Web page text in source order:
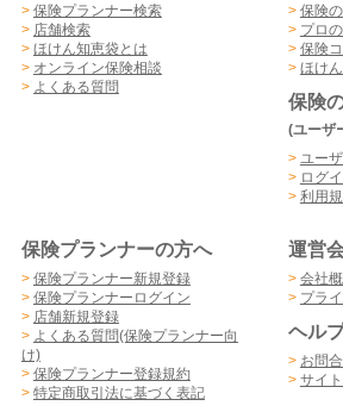
> 保険プランナー検索
> 店舗検索
> ほけん知恵袋とは
> オンライン保険相談
> よくある質問
> 保険
> プロ
> 保険
> ほけ
保険
(ユーザ
> ユー
> ログ
> 利用
保険プランナーの方へ
> 保険プランナー新規登録
> 保険プランナーログイン
> 店舗新規登録
> よくある質問(保険プランナー向
け)
> 保険プランナー登録規約
> 特定商取引法に基づく表記
運営
> 会社
> プラ
ヘル
> お問
> サイ